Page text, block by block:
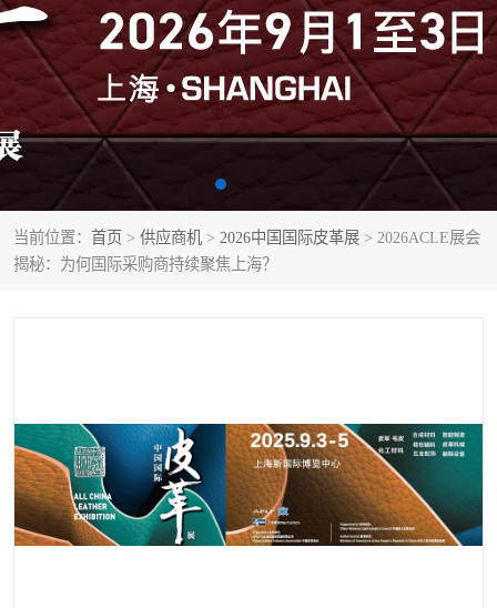
当前位置： 首页 > 供应商机 > 2026中国国际皮革展 > 2026ACLE展会
揭秘：为何国际采购商持续聚焦上海？